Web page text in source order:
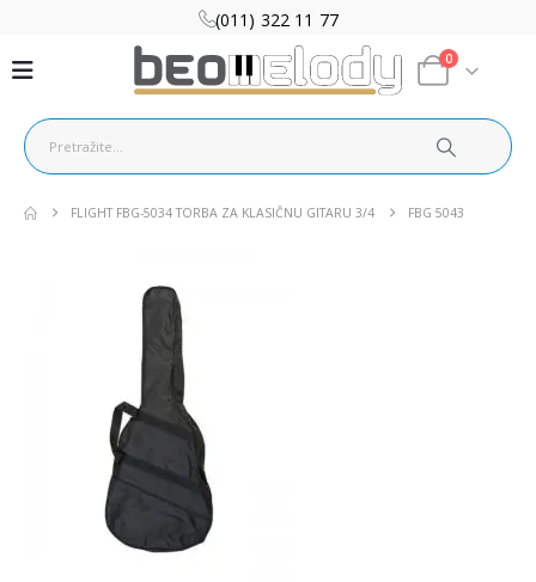
(011) 322 11 77
0
FLIGHT FBG-5034 TORBA ZA KLASIČNU GITARU 3/4 FBG 5043